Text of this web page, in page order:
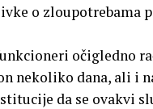
o zloupotrebama
očigledno
nekoliko dana, ali i
da se ovakvi